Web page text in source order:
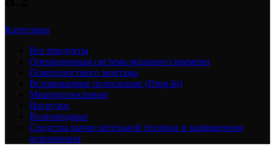
Категории
Все продукты
Операционная система реального времени
Поверхностного монтажа
Встраиваемые полосковые (Drop-In)
Микрополосковые
Нагрузки
Волноводные
Средства вычислительной техники в защищенном
исполнении